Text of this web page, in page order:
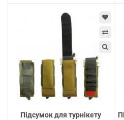
Підсумок для турнікету